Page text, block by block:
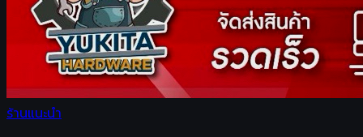
ร้านแนะนำ